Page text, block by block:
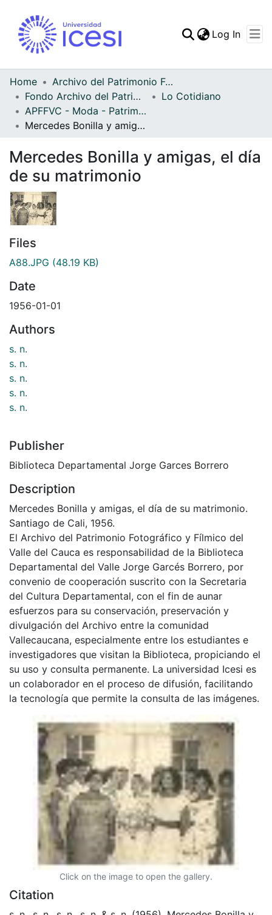
Statistics
Log In
Home
Archivo del Patrimonio Fotográfico y Fílmico del Valle del Cauca
Fondo Archivo del Patrimonio Fotográfico y Fílmico del Valle del Cauca
Lo Cotidiano
APFFVC - Moda - Patrimonial
Mercedes Bonilla y amigas, el día de su matrimonio
Mercedes Bonilla y amigas, el día
de su matrimonio
Files
A88.JPG (48.19 KB)
Date
1956-01-01
Authors
s. n.
s. n.
s. n.
s. n.
s. n.
Publisher
Biblioteca Departamental Jorge Garces Borrero
Description
Mercedes Bonilla y amigas, el día de su matrimonio.
Santiago de Cali, 1956.
El Archivo del Patrimonio Fotográfico y Fílmico del
Valle del Cauca es responsabilidad de la Biblioteca
Departamental del Valle Jorge Garcés Borrero, por
convenio de cooperación suscrito con la Secretaria
del Cultura Departamental, con el fin de aunar
esfuerzos para su conservación, preservación y
divulgación del Archivo entre la comunidad
Vallecaucana, especialmente entre los estudiantes e
investigadores que visitan la Biblioteca, propiciando el
su uso y consulta permanente. La universidad Icesi es
un colaborador en el proceso de difusión, facilitando
la tecnología que permite la consulta de las imágenes.
Click on the image to open the gallery.
Citation